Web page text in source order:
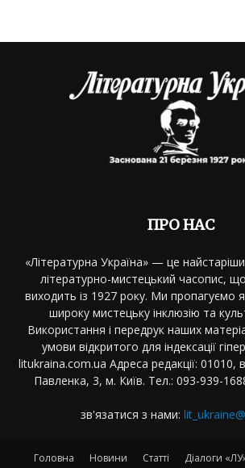
ПРО НАС
«Літературна Україна» — це
літературно-мистецький часопис,
виходить із 1927 року. Ми пропагуємо
широку мистецьку інклюзію та
Використання і передрук наших
умови відкритого для індексації
litukraina.com.ua Адреса редакції:
Павленка, 3, м. Київ. Тел.: 093-939-
зв'язатися з нами:
Головна Новини Статті Діалоги